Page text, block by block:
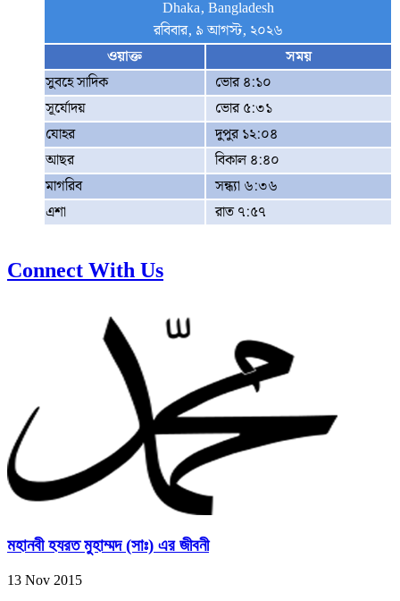
Dhaka, Bangladesh
রবিবার, ৯ আগস্ট, ২০২৬
ওয়াক্ত
সময়
সুবহে সাদিক
ভোর ৪:১০
সূর্যোদয়
ভোর ৫:৩১
যোহর
দুপুর ১২:০৪
আছর
বিকাল ৪:৪০
মাগরিব
সন্ধ্যা ৬:৩৬
এশা
রাত ৭:৫৭
Connect With Us
মহানবী হযরত মুহাম্মদ (সাঃ) এর জীবনী
13 Nov 2015